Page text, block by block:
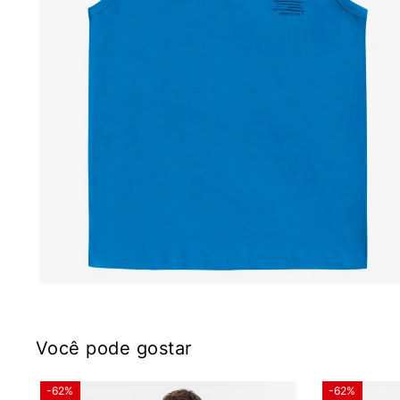
Você pode gostar
-62% -62%